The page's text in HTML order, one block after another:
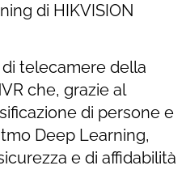
di HIKVISION
telecamere della
che, grazie al
di persone e
Deep Learning,
e di affidabilità